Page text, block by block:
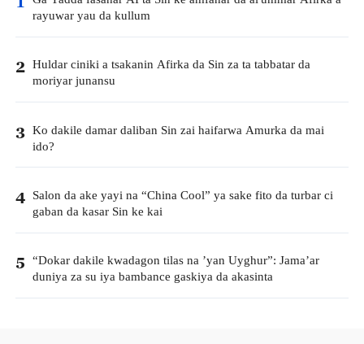
rayuwar yau da kullum
2 Huldar ciniki a tsakanin Afirka da Sin za ta tabbatar da
moriyar junansu
3 Ko dakile damar daliban Sin zai haifarwa Amurka da mai
ido?
4 Salon da ake yayi na “China Cool” ya sake fito da turbar ci
gaban da kasar Sin ke kai
5 “Dokar dakile kwadagon tilas na ’yan Uyghur”: Jama’ar
duniya za su iya bambance gaskiya da akasinta